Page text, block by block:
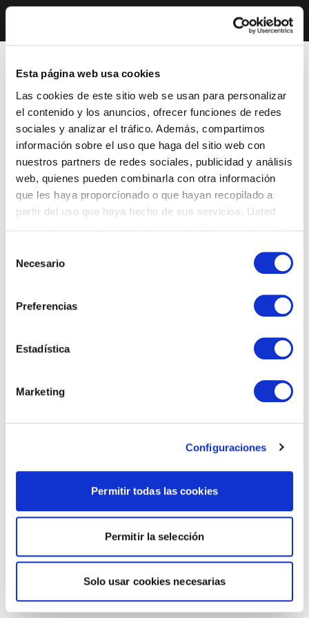
Esta página web usa cookies
Las cookies de este sitio web se usan para personalizar
el contenido y los anuncios, ofrecer funciones de redes
sociales y analizar el tráfico. Además, compartimos
información sobre el uso que haga del sitio web con
nuestros partners de redes sociales, publicidad y análisis
web, quienes pueden combinarla con otra información
que les haya proporcionado o que hayan recopilado a
partir del uso que haya hecho de sus servicios. Usted
Necesario
Preferencias
Estadística
Marketing
Configuraciones
Permitir todas las cookies
Permitir la selección
Solo usar cookies necesarias